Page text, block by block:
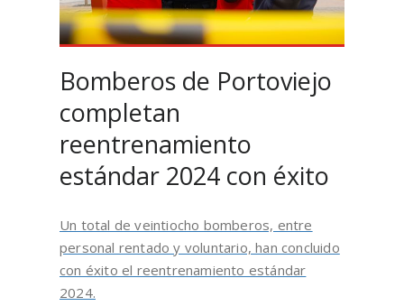
Bomberos de Portoviejo
completan
reentrenamiento
estándar 2024 con éxito
Un total de veintiocho bomberos, entre
personal rentado y voluntario, han concluido
con éxito el reentrenamiento estándar
2024.